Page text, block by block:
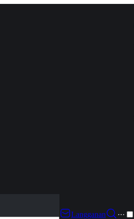
Langganan
···